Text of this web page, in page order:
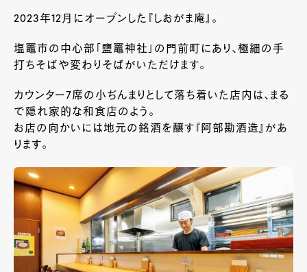
2023年12月にオープンした『しおがま庵』。
塩竈市の中心部「鹽竈神社」の門前町にあり、極細の手
打ちそばや変わりそばがいただけます。
カウンター7席の小ぢんまりとして落ち着いた店内は、まる
で隠れ家的な和食店のよう。
お店の向かいには地元の銘酒を醸す『阿部勘酒造』があ
ります。